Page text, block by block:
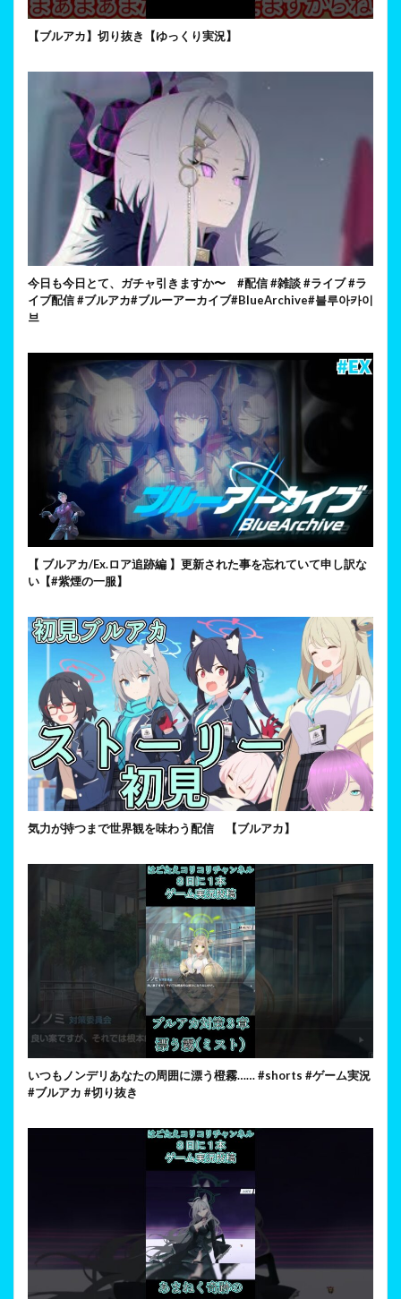
【ブルアカ】切り抜き【ゆっくり実況】
今日も今日とて、ガチャ引きますか〜 #配信 #雑談 #ライブ #ラ
イブ配信 #ブルアカ#ブルーアーカイブ#BlueArchive#블루아카이
브
【 ブルアカ/Ex.ロア追跡編 】更新された事を忘れていて申し訳な
い【#紫煙の一服】
気力が持つまで世界観を味わう配信 【ブルアカ】
いつもノンデリあなたの周囲に漂う橙霧…… #shorts #ゲーム実況
#ブルアカ #切り抜き